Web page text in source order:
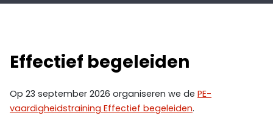
Effectief begeleiden
Op 23 september 2026 organiseren we de PE-
vaardigheidstraining Effectief begeleiden.